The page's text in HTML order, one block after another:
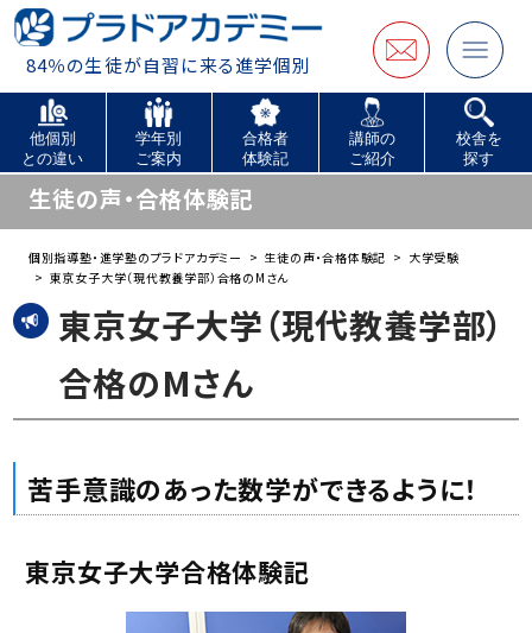
84％の生徒が自習に来る進学個別
他個別
との違い
学年別
ご案内
合格者
体験記
講師の
ご紹介
校舎を
探す
生徒の声・合格体験記
個別指導塾・進学塾のプラドアカデミー 生徒の声・合格体験記
大学受験
東京女子大学（現代教養学部）合格のMさん
東京女子大学（現代教養学部）
合格のMさん
苦手意識のあった数学ができるように！
東京女子大学合格体験記